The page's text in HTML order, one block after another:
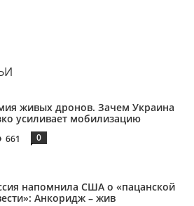
живых дронов. Зачем Украина
усиливает мобилизацию
661 0
напомнила США о «пацанской
Анкоридж – жив